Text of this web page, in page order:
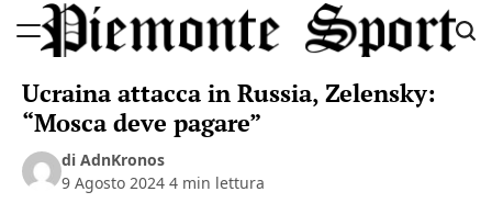
to
Sport
Ucraina attacca in Russia, Zelensky:
“Mosca deve pagare”
di AdnKronos
9 Agosto 2024 4 min lettura